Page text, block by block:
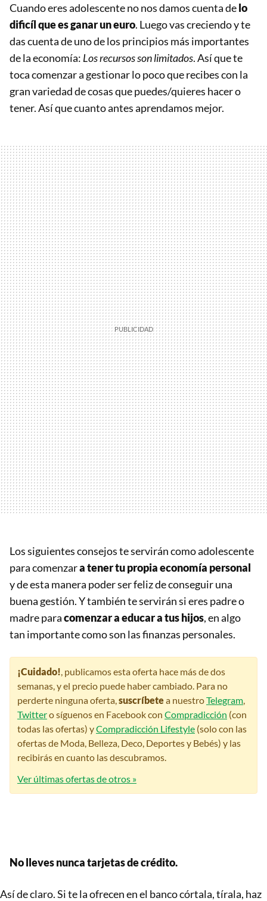
Cuando eres adolescente no nos damos cuenta delo
dificíl que es ganar un euro. Luego vas creciendo y te
das cuenta de uno de los principios más importantes
de la economía: Los recursos son limitados. Así que te
toca comenzar a gestionar lo poco que recibes con la
gran variedad de cosas que puedes/quieres hacer o
tener. Así que cuanto antes aprendamos mejor.
Los siguientes consejos te servirán como adolescente
para comenzara tener tu propia economía personal
y de esta manera poder ser feliz de conseguir una
buena gestión. Y también te servirán si eres padre o
madre paracomenzar a educar a tus hijos, en algo
tan importante como son las finanzas personales.
¡Cuidado! , publicamos esta oferta hace más de dos
semanas, y el precio puede haber cambiado. Para no
perderte ninguna oferta, suscríbetea nuestroTelegram
Twittero síguenos en Facebook con Compradicción (con
todas las ofertas) yCompradicción Lifestyle (solo con las
ofertas de Moda, Belleza, Deco, Deportes y Bebés) y las
recibirás en cuanto las descubramos.
Ver últimas ofertas de otros »
No lleves nunca tarjetas de crédito.
Así de claro. Si te la ofrecen en el banco córtala, tírala, haz